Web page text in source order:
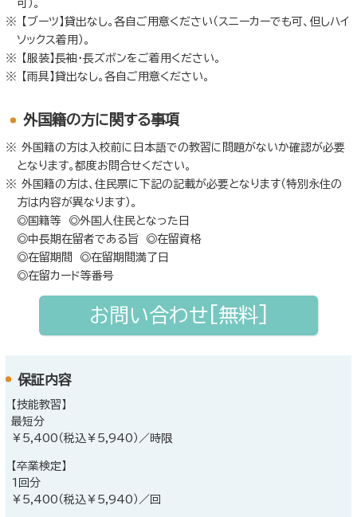
可）。
【ブーツ】貸出なし。各自ご用意ください（スニーカーでも可、但しハイ
ソックス着用）。
【服装】長袖・長ズボンをご着用ください。
【雨具】貸出なし。各自ご用意ください。
外国籍の方に関する事項
外国籍の方は入校前に日本語での教習に問題がないか確認が必要
となります。都度お問合せください。
外国籍の方は、住民票に下記の記載が必要となります（特別永住の
方は内容が異なります）。
◎国籍等 ◎外国人住民となった日
◎中長期在留者である旨 ◎在留資格
◎在留期間 ◎在留期間満了日
◎在留カード等番号
お問い合わせ[無料]
保証内容
【技能教習】
最短分
￥5,400（税込￥5,940）／時限
【卒業検定】
1回分
￥5,400（税込￥5,940）／回